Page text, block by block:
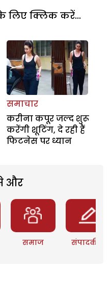
लिए क्लिक करें...
समाचार
करीना कपूर जल्द शुरू
करेंगी शूटिंग, दे रही हैं
फिटनेस पर ध्यान
और
समाज संपादकीय